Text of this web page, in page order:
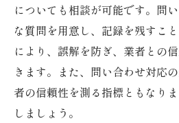
についても相談が可能です。問
な質問を用意し、記録を残すこ
により、誤解を防ぎ、業者との
きます。また、問い合わせ対応
者の信頼性を測る指標ともなり
しましょう。